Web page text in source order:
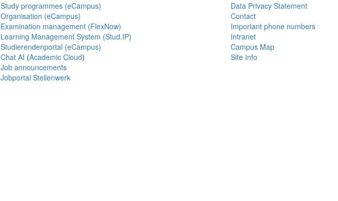
Study programmes (eCampus)
Organisation (eCampus)
Examination management (FlexNow)
Learning Management System (Stud.IP)
Studierendenportal (eCampus)
Chat AI (Academic Cloud)
Job announcements
Jobportal Stellenwerk
Data Privacy Statement
Contact
Important phone numbers
Intranet
Campus Map
Site Info